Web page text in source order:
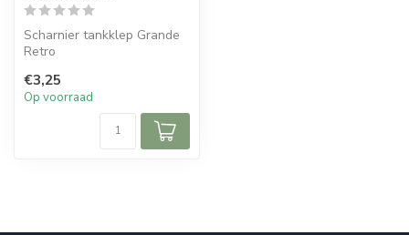
Scharnier tankklep Grande
Retro
€3,25
Op voorraad